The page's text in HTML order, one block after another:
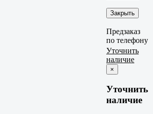
Закрыть
Предзаказ
по телефону
Уточнить
наличие
×
Уточнить
наличие